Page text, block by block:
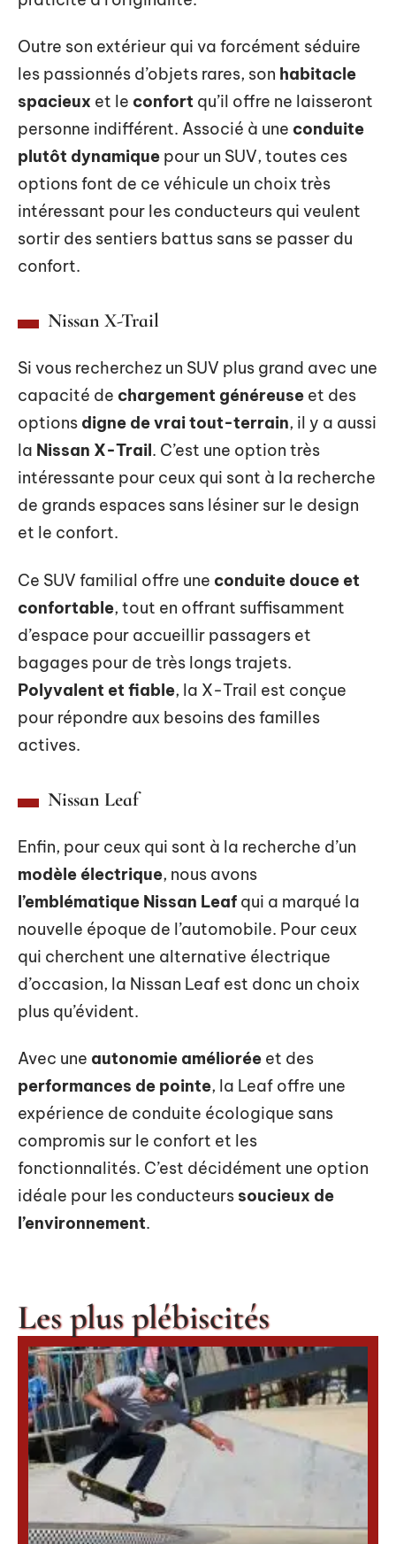
Outre son extérieur qui va forcément séduire
les passionnés d’objets rares, son habitacle
spacieux et le confort qu’il offre ne laisseront
personne indifférent. Associé à une conduite
plutôt dynamique pour un SUV, toutes ces
options font de ce véhicule un choix très
intéressant pour les conducteurs qui veulent
sortir des sentiers battus sans se passer du
confort.
Nissan X-Trail
Si vous recherchez un SUV plus grand avec une
capacité de chargement généreuse et des
options digne de vrai tout-terrain, il y a aussi
la Nissan X-Trail. C’est une option très
intéressante pour ceux qui sont à la recherche
de grands espaces sans lésiner sur le design
et le confort.
Ce SUV familial offre une conduite douce et
confortable, tout en offrant suffisamment
d’espace pour accueillir passagers et
bagages pour de très longs trajets.
Polyvalent et fiable, la X-Trail est conçue
pour répondre aux besoins des familles
actives.
Nissan Leaf
Enfin, pour ceux qui sont à la recherche d’un
modèle électrique, nous avons
l’emblématique Nissan Leaf qui a marqué la
nouvelle époque de l’automobile. Pour ceux
qui cherchent une alternative électrique
d’occasion, la Nissan Leaf est donc un choix
plus qu’évident.
Avec une autonomie améliorée et des
performances de pointe, la Leaf offre une
expérience de conduite écologique sans
compromis sur le confort et les
fonctionnalités. C’est décidément une option
idéale pour les conducteurs soucieux de
l’environnement.
Les plus plébiscités